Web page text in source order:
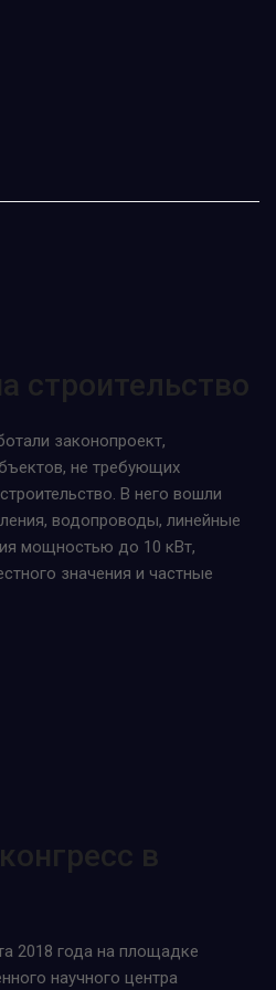
строительство
законопроект,
не требующих
В него вошли
водопроводы, линейные
мощностью до 10 кВт,
значения и частные
в
2018 года на площадке
научного центра